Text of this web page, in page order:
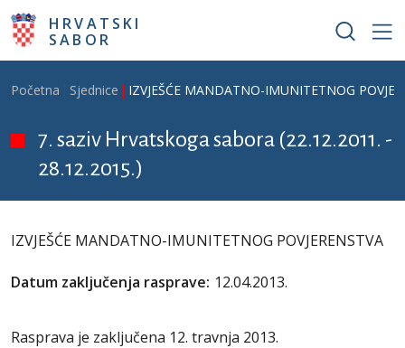
Skoči na glavni sadržaj
HRVATSKI
SABOR
Breadcrumb
Početna Sjednice IZVJEŠĆE MANDATNO-IMUNITETNOG
7. saziv Hrvatskoga sabora (22.12.2011. -
28.12.2015.)
IZVJEŠĆE MANDATNO-IMUNITETNOG POVJERENSTVA
Datum zaključenja rasprave: 12.04.2013.
Rasprava je zaključena 12. travnja 2013.